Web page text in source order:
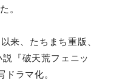
。
来、たちまち重版、
『破天荒フェニッ
ラマ化。